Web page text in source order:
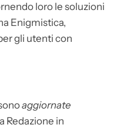
loro le soluzioni
Enigmistica,
gli utenti con
aggiornate
Redazione in